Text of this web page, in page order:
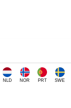
NLD NOR PRT SWE